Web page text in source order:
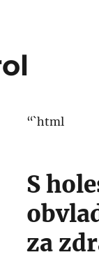
“`html
S
za